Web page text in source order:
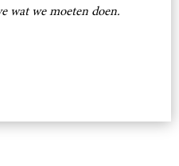
wat we moeten doen.